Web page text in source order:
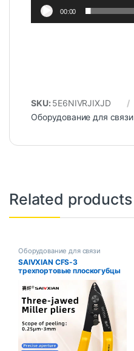
00:00
SKU: 5E6NIVRJIXJD
Оборудование для связи
Related products
Оборудование для связи
SAIVXIAN CFS-3
трехпортовые плоскогубцы
для зачистки оптического
волокна, инструменты для
зачистки проводов FTTH,
плоскогубцы для зачистки
оптического волокна,
инструмент